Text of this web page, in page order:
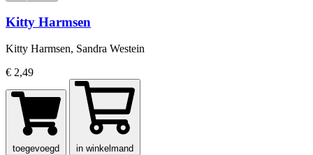
Kitty Harmsen
Kitty Harmsen, Sandra Westein
€ 2,49
toegevoegd in winkelmand